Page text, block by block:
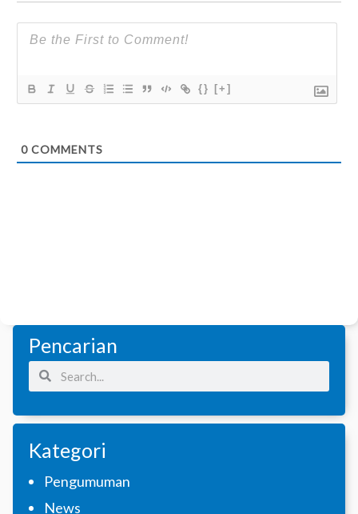
{} [+]
0 COMMENTS
Pencarian
SearchSearch
Kategori
Pengumuman
News